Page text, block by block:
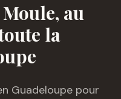
au
la
Guadeloupe pour